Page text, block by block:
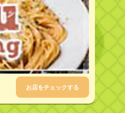
お店をチェックする